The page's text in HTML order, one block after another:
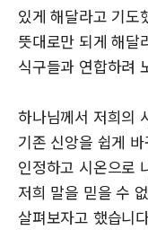
있게 해달라고 기도
뜻대로만 되게 해달
식구들과 연합하려
하나님께서 저희의
기존 신앙을 쉽게
인정하고 시온으로
저희 말을 믿을 수
살펴보자고 했습니